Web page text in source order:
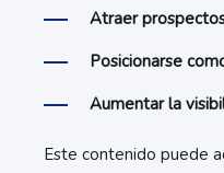
Atraer
Posicionarse
Aumentar la
Este contenido puede